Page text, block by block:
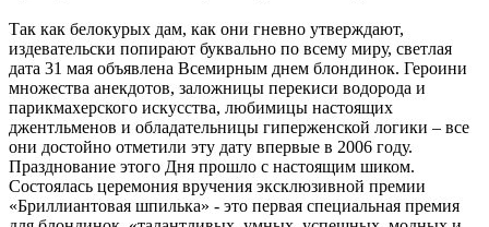
Так как белокурых дам, как они гневно утверждают,
издевательски попирают буквально по всему миру, светлая
дата 31 мая объявлена Всемирным днем блондинок. Героини
множества анекдотов, заложницы перекиси водорода и
парикмахерского искусства, любимицы настоящих
джентльменов и обладательницы гиперженской логики – все
они достойно отметили эту дату впервые в 2006 году.
Празднование этого Дня прошло с настоящим шиком.
Состоялась церемония вручения эксклюзивной премии
«Бриллиантовая шпилька» - это первая специальная премия